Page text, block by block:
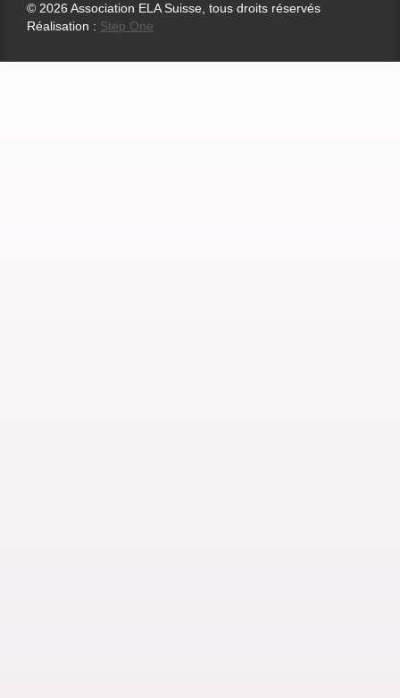
© 2026 Association ELA Suisse, tous droits réservés
Réalisation : Step One